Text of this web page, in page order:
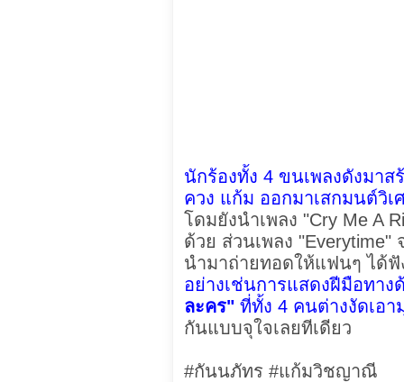
นักร้องทั้ง 4 ขนเพลงดังมา
ควง แก้ม ออกมาเสกมนต์วิ
โดมยังนำเพลง "Cry Me A
ด้วย ส่วนเพลง "Everytime"
นำมาถ่ายทอดให้แฟนๆ ได้
อย่างเช่นการแสดงฝีมือทา
ละคร" ที่ทั้ง 4 คนต่างงัดเอ
กันแบบจุใจเลยทีเดียว
#กันนภัทร #แก้มวิชญาณี